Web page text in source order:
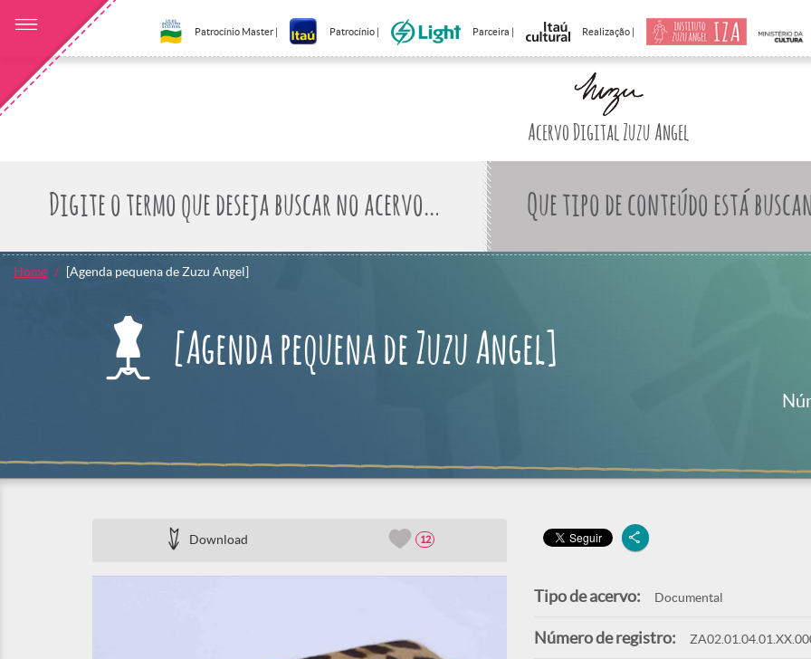
Patrocínio Master | Patrocínio | Parceira | Realização |
Acervo Digital Zuzu Angel
Que tipo de conteúdo está
Home [Agenda pequena de Zuzu Angel]
[Agenda pequena de Zuzu Angel]
Download 12
Tipo de acervo: Documental
Número de registro: